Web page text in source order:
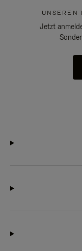
UNSEREN
Jetzt